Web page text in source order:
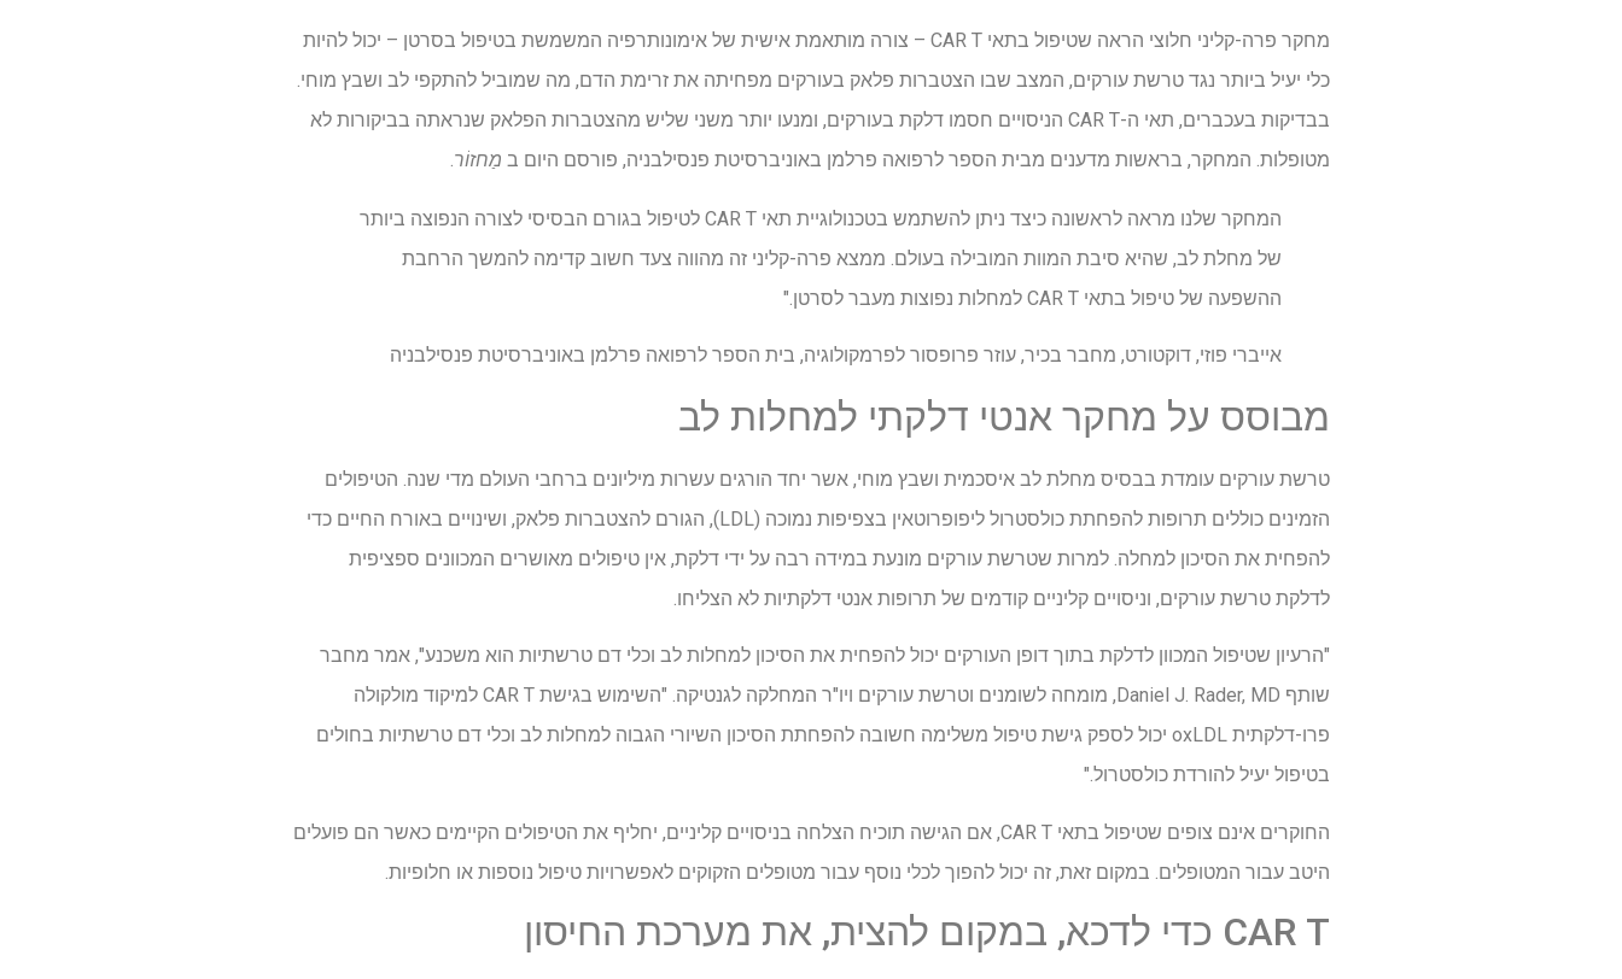
מחקר פרה-קליני חלוצי הראה שטיפול בתאי CAR T – צורה מותאמת אישית של אימונותרפיה המשמשת בטיפול בסרטן – יכול להיות
כלי יעיל ביותר נגד טרשת עורקים, המצב שבו הצטברות פלאק בעורקים מפחיתה את זרימת הדם, מה שמוביל להתקפי לב ושבץ מוחי.
בבדיקות בעכברים, תאי ה-CAR T הניסויים חסמו דלקת בעורקים, ומנעו יותר משני שליש מהצטברות הפלאק שנראתה בביקורות לא
מטופלות. המחקר, בראשות מדענים מבית הספר לרפואה פרלמן באוניברסיטת פנסילבניה, פורסם היום ב מַחזוֹר
המחקר שלנו מראה לראשונה כיצד ניתן להשתמש בטכנולוגיית תאי CAR T לטיפול בגורם הבסיסי לצורה הנפוצה ביותר
של מחלת לב, שהיא סיבת המוות המובילה בעולם. ממצא פרה-קליני זה מהווה צעד חשוב קדימה להמשך הרחבת
ההשפעה של טיפול בתאי CAR T למחלות נפוצות מעבר לסרטן."
אייברי פוזי, דוקטורט, מחבר בכיר, עוזר פרופסור לפרמקולוגיה, בית הספר לרפואה פרלמן באוניברסיטת פנסילבניה
מבוסס על מחקר אנטי דלקתי למחלות לב
טרשת עורקים עומדת בבסיס מחלת לב איסכמית ושבץ מוחי, אשר יחד הורגים עשרות מיליונים ברחבי העולם מדי שנה. הטיפולים
הזמינים כוללים תרופות להפחתת כולסטרול ליפופרוטאין בצפיפות נמוכה (LDL), הגורם להצטברות פלאק, ושינויים באורח החיים כדי
להפחית את הסיכון למחלה. למרות שטרשת עורקים מונעת במידה רבה על ידי דלקת, אין טיפולים מאושרים המכוונים ספציפית
לדלקת טרשת עורקים, וניסויים קליניים קודמים של תרופות אנטי דלקתיות לא הצליחו.
"הרעיון שטיפול המכוון לדלקת בתוך דופן העורקים יכול להפחית את הסיכון למחלות לב וכלי דם טרשתיות הוא משכנע", אמר מחבר
שותף Daniel J. Rader, MD, מומחה לשומנים וטרשת עורקים ויו"ר המחלקה לגנטיקה. "השימוש בגישת CAR T למיקוד מולקולה
פרו-דלקתית oxLDL יכול לספק גישת טיפול משלימה חשובה להפחתת הסיכון השיורי הגבוה למחלות לב וכלי דם טרשתיות בחולים
בטיפול יעיל להורדת כולסטרול."
החוקרים אינם צופים שטיפול בתאי CAR T, אם הגישה תוכיח הצלחה בניסויים קליניים, יחליף את הטיפולים הקיימים כאשר הם פועלים
היטב עבור המטופלים. במקום זאת, זה יכול להפוך לכלי נוסף עבור מטופלים הזקוקים לאפשרויות טיפול נוספות או חלופיות.
CAR T כדי לדכא, במקום להצית, את מערכת החיסון